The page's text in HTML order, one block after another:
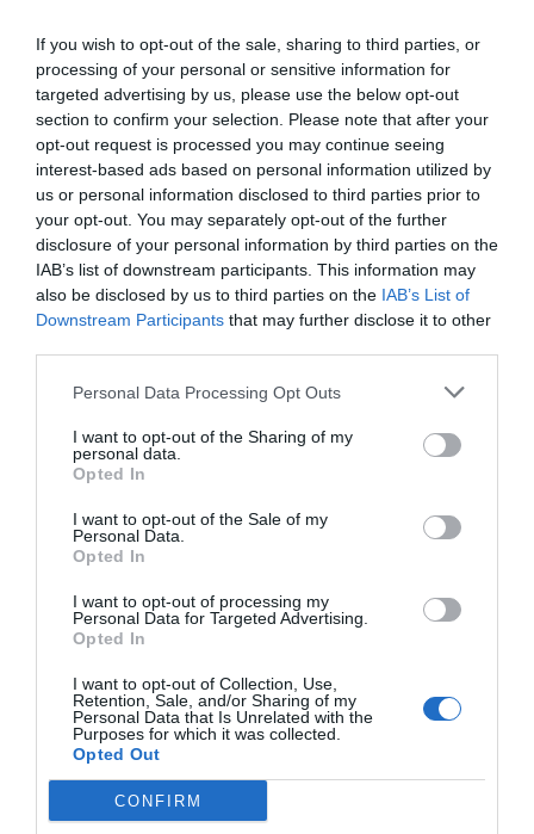
If you wish to opt-out of the sale, sharing to third parties, or
processing of your personal or sensitive information for
targeted advertising by us, please use the below opt-out
section to confirm your selection. Please note that after your
opt-out request is processed you may continue seeing
interest-based ads based on personal information utilized by
us or personal information disclosed to third parties prior to
your opt-out. You may separately opt-out of the further
disclosure of your personal information by third parties on the
IAB’s list of downstream participants. This information may
also be disclosed by us to third parties on the IAB’s List of
Downstream Participants that may further disclose it to other
Personal Data Processing Opt Outs
I want to opt-out of the Sharing of my
personal data.
Opted In
I want to opt-out of the Sale of my
Personal Data.
Opted In
I want to opt-out of processing my
Personal Data for Targeted Advertising.
Opted In
I want to opt-out of Collection, Use,
Retention, Sale, and/or Sharing of my
Personal Data that Is Unrelated with the
Purposes for which it was collected.
Opted Out
CONFIRM
por Eulogio López
los 20.057 puntos, un nuevo récord
Ceuta. Nuestra Señora de África:
convertir al musulmán
Eulogio López
No perdamos el norte: la
emigración es mala
Eulogio López
Argumentos